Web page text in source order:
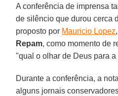
A conferência de imprensa
de silêncio que durou cerca
proposto por Mauricio Lopez
Repam, como momento de
"qual o olhar de Deus para
Durante a conferência, a
alguns jornais